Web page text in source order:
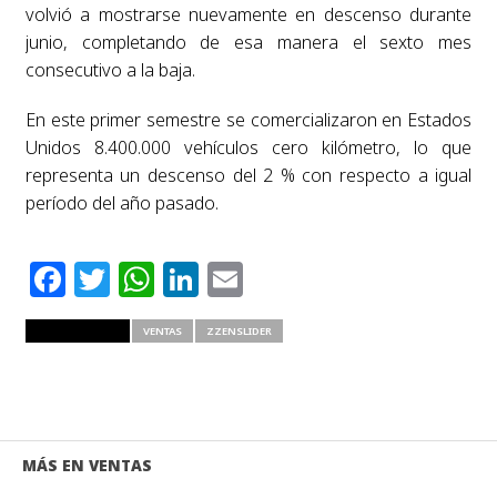
volvió a mostrarse nuevamente en descenso durante
junio, completando de esa manera el sexto mes
consecutivo a la baja.
En este primer semestre se comercializaron en Estados
Unidos 8.400.000 vehículos cero kilómetro, lo que
representa un descenso del 2 % con respecto a igual
período del año pasado.
Facebook
Twitter
WhatsApp
LinkedIn
Email
VENTAS ZZENSLIDER
MÁS EN VENTAS